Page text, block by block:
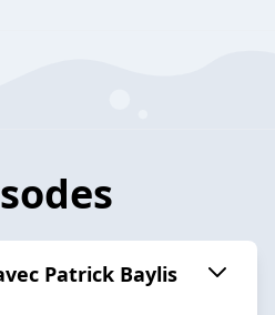
Patrick Baylis